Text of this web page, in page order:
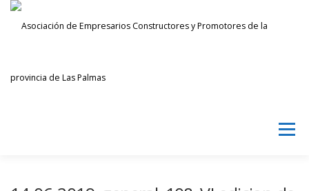
Saltar
Menú